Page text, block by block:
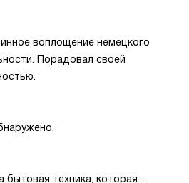
воплощение немецкого
Порадовал своей
бытовая техника, которая